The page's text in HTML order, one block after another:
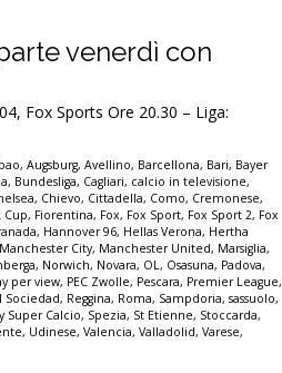
venerdì con
Fox Sports Ore 20.30 – Liga:
,Augsburg,Avellino, Barcellona, Bari, Bayer
, Bundesliga, Cagliari, calcio in televisione,
, Chievo, Cittadella, Como, Cremonese,
Cup, Fiorentina, Fox, Fox Sport, Fox Sport 2, Fox
, Hannover 96, Hellas Verona, Hertha
Manchester City, Manchester United, Marsiglia,
, Norwich, Novara, OL, Osasuna, Padova,
per view, PEC Zwolle, Pescara, Premier League,
Sociedad, Reggina, Roma, Sampdoria,sassuolo,
Super Calcio, Spezia, St Etienne, Stoccarda,
, Udinese,Valencia,Valladolid,Varese,